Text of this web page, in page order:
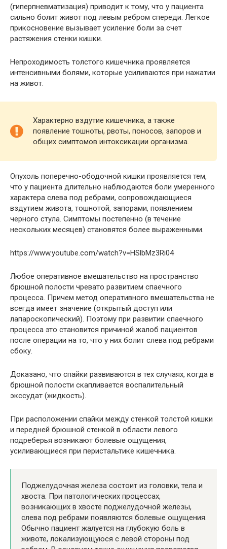
(гиперпневматизация) приводит к тому, что у пациента
сильно болит живот под левым ребром спереди. Легкое
прикосновение вызывает усиление боли за счет
растяжения стенки кишки.
Непроходимость толстого кишечника проявляется
интенсивными болями, которые усиливаются при нажатии
на живот.
Характерно вздутие кишечника, а также
появление тошноты, рвоты, поносов, запоров и
общих симптомов интоксикации организма.
Опухоль поперечно-ободочной кишки проявляется тем,
что у пациента длительно наблюдаются боли умеренного
характера слева под ребрами, сопровождающиеся
вздутием живота, тошнотой, запорами, появлением
черного стула. Симптомы постепенно (в течение
нескольких месяцев) становятся более выраженными.
https://www.youtube.com/watch?v=HSlbMz3Ri04
Любое оперативное вмешательство на пространство
брюшной полости чревато развитием спаечного
процесса. Причем метод оперативного вмешательства не
всегда имеет значение (открытый доступ или
лапароскопический). Поэтому при развитии спаечного
процесса это становится причиной жалоб пациентов
после операции на то, что у них болит слева под ребрами
сбоку.
Доказано, что спайки развиваются в тех случаях, когда в
брюшной полости скапливается воспалительный
экссудат (жидкость).
При расположении спайки между стенкой толстой кишки
и передней брюшной стенкой в области левого
подреберья возникают болевые ощущения,
усиливающиеся при перистальтике кишечника.
Поджелудочная железа состоит из головки, тела и
хвоста. При патологических процессах,
возникающих в хвосте поджелудочной железы,
слева под ребрами появляются болевые ощущения.
Обычно пациент жалуется на глубокую боль в
животе, локализующуюся с левой стороны под